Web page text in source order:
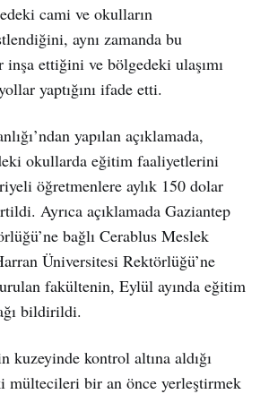
cami ve okulların
aynı zamanda bu
ettiğini ve bölgedeki ulaşımı
yaptığını ifade etti.
yapılan açıklamada,
okullarda eğitim faaliyetlerini
öğretmenlere aylık 150 dolar
Ayrıca açıklamada Gaziantep
bağlı Cerablus Meslek
Üniversitesi Rektörlüğü’ne
fakültenin, Eylül ayında eğitim
bildirildi.
kuzeyinde kontrol altına aldığı
mültecileri bir an önce yerleştirmek